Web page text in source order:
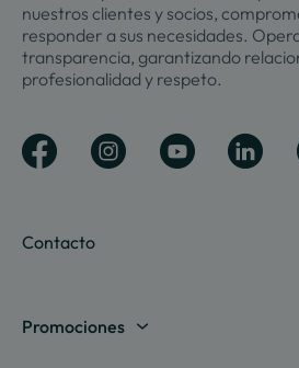
nuestros clientes y socios,
responder a sus necesidades.
transparencia, garantizando
profesionalidad y respeto.
Contacto
Promociones